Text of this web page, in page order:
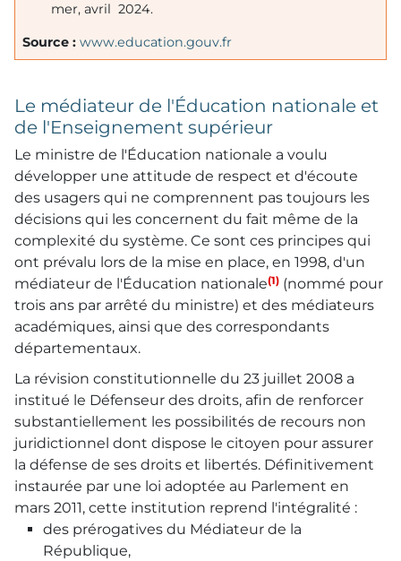
mer, avril 2024.
Source : www.education.gouv.fr
Le médiateur de l'Éducation nationale et
de l'Enseignement supérieur
Le ministre de l'Éducation nationale a voulu
développer une attitude de respect et d'écoute
des usagers qui ne comprennent pas toujours les
décisions qui les concernent du fait même de la
complexité du système. Ce sont ces principes qui
ont prévalu lors de la mise en place, en 1998, d'un
médiateur de l'Éducation nationale(1) (nommé pour
trois ans par arrêté du ministre) et des médiateurs
académiques, ainsi que des correspondants
départementaux.
La révision constitutionnelle du 23 juillet 2008 a
institué le Défenseur des droits, afin de renforcer
substantiellement les possibilités de recours non
juridictionnel dont dispose le citoyen pour assurer
la défense de ses droits et libertés. Définitivement
instaurée par une loi adoptée au Parlement en
mars 2011, cette institution reprend l'intégralité :
des prérogatives du Médiateur de la
République,